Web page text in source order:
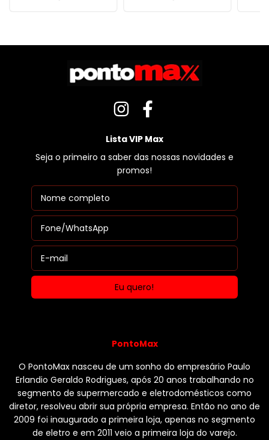
Lista VIP Max
Seja o primeiro a saber das nossas novidades e
promos!
PontoMax
O PontoMax nasceu de um sonho do empresário Paulo
Erlandio Geraldo Rodrigues, após 20 anos trabalhando no
segmento de supermercado e eletrodomésticos como
diretor, resolveu abrir sua própria empresa. Então no ano de
2009 foi inaugurado a primeira loja, apenas no segmento
de eletro e em 2011 veio a primeira loja do varejo.